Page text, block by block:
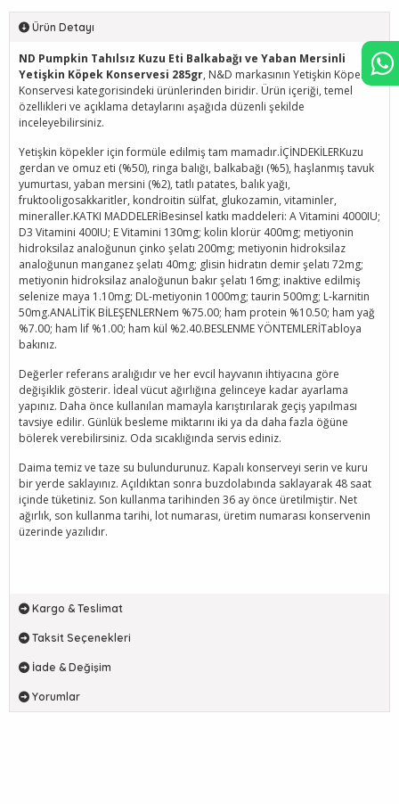
Ürün Detayı
ND Pumpkin Tahılsız Kuzu Eti Balkabağı ve Yaban Mersinli
Yetişkin Köpek Konservesi 285gr, N&D markasının Yetişkin Köpek
Konservesi kategorisindeki ürünlerinden biridir. Ürün içeriği, temel
özellikleri ve açıklama detaylarını aşağıda düzenli şekilde
inceleyebilirsiniz.
Yetişkin köpekler için formüle edilmiş tam mamadır.İÇİNDEKİLERKuzu
gerdan ve omuz eti (%50), ringa balığı, balkabağı (%5), haşlanmış tavuk
yumurtası, yaban mersini (%2), tatlı patates, balık yağı,
fruktooligosakkaritler, kondroitin sülfat, glukozamin, vitaminler,
mineraller.KATKI MADDELERİBesinsel katkı maddeleri: A Vitamini 4000IU;
D3 Vitamini 400IU; E Vitamini 130mg; kolin klorür 400mg; metiyonin
hidroksilaz analoğunun çinko şelatı 200mg; metiyonin hidroksilaz
analoğunun manganez şelatı 40mg; glisin hidratın demir şelatı 72mg;
metiyonin hidroksilaz analoğunun bakır şelatı 16mg; inaktive edilmiş
selenize maya 1.10mg; DL-metiyonin 1000mg; taurin 500mg; L-karnitin
50mg.ANALİTİK BİLEŞENLERNem %75.00; ham protein %10.50; ham yağ
%7.00; ham lif %1.00; ham kül %2.40.BESLENME YÖNTEMLERİTabloya
bakınız.
Değerler referans aralığıdır ve her evcil hayvanın ihtiyacına göre
değişiklik gösterir. İdeal vücut ağırlığına gelinceye kadar ayarlama
yapınız. Daha önce kullanılan mamayla karıştırılarak geçiş yapılması
tavsiye edilir. Günlük besleme miktarını iki ya da daha fazla öğüne
bölerek verebilirsiniz. Oda sıcaklığında servis ediniz.
Daima temiz ve taze su bulundurunuz. Kapalı konserveyi serin ve kuru
bir yerde saklayınız. Açıldıktan sonra buzdolabında saklayarak 48 saat
içinde tüketiniz. Son kullanma tarihinden 36 ay önce üretilmiştir. Net
ağırlık, son kullanma tarihi, lot numarası, üretim numarası konservenin
üzerinde yazılıdır.
Kargo & Teslimat
Taksit Seçenekleri
İade & Değişim
Yorumlar